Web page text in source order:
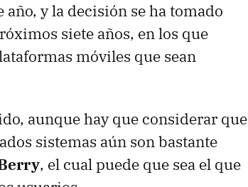
y la decisión se ha tomado
siete años, en los que
móviles que sean
aunque hay que considerar que
sistemas aún son bastante
, el cual puede que sea el que